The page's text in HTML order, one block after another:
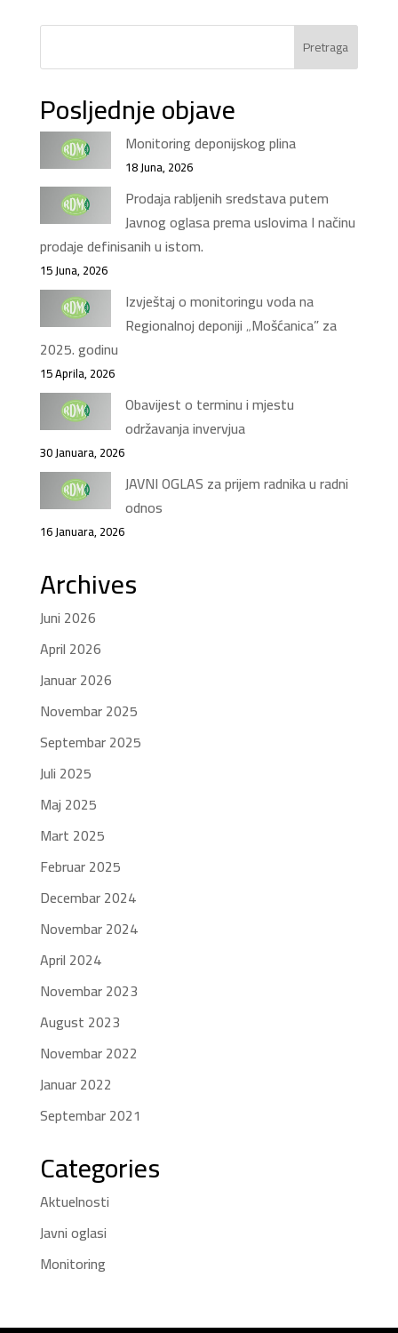
Pretraga
Posljednje objave
Monitoring deponijskog plina
18 Juna, 2026
Prodaja rabljenih sredstava putem
Javnog oglasa prema uslovima I načinu
prodaje definisanih u istom.
15 Juna, 2026
Izvještaj o monitoringu voda na
Regionalnoj deponiji „Mošćanica” za
2025. godinu
15 Aprila, 2026
Obavijest o terminu i mjestu
održavanja invervjua
30 Januara, 2026
JAVNI OGLAS za prijem radnika u radni
odnos
16 Januara, 2026
Archives
Juni 2026
April 2026
Januar 2026
Novembar 2025
Septembar 2025
Juli 2025
Maj 2025
Mart 2025
Februar 2025
Decembar 2024
Novembar 2024
April 2024
Novembar 2023
August 2023
Novembar 2022
Januar 2022
Septembar 2021
Categories
Aktuelnosti
Javni oglasi
Monitoring